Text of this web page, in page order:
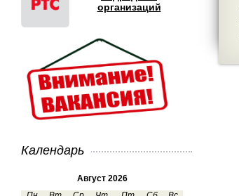
организаций
Календарь
Август 2026